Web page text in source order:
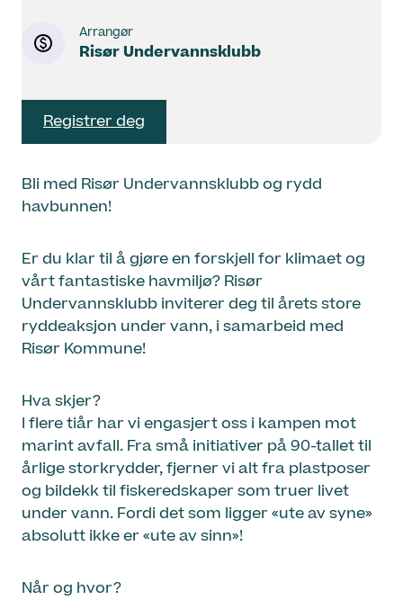
Arrangør
Risør Undervannsklubb
Registrer deg
Bli med Risør Undervannsklubb og rydd
havbunnen!
Er du klar til å gjøre en forskjell for klimaet og
vårt fantastiske havmiljø? Risør
Undervannsklubb inviterer deg til årets store
ryddeaksjon under vann, i samarbeid med
Risør Kommune!
Hva skjer?
I flere tiår har vi engasjert oss i kampen mot
marint avfall. Fra små initiativer på 90-tallet til
årlige storkrydder, fjerner vi alt fra plastposer
og bildekk til fiskeredskaper som truer livet
under vann. Fordi det som ligger «ute av syne»
absolutt ikke er «ute av sinn»!
Når og hvor?